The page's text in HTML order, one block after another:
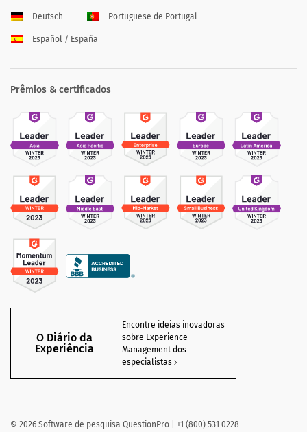
Deutsch Portuguese de Portugal
Español / España
Prêmios & certificados
O Diário da
Experiência
Encontre ideias inovadoras
sobre Experience
Management dos
especialistas
© 2026 Software de pesquisa QuestionPro | +1 (800) 531 0228